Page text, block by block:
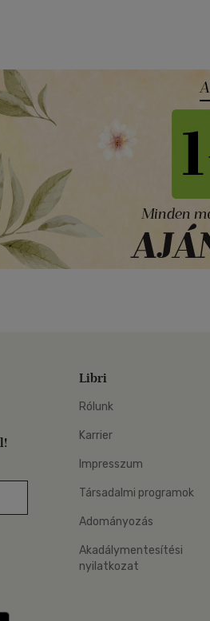
Libri
Rólunk
Karrier
Impresszum
Társadalmi programok
Adományozás
Akadálymentesítési
nyilatkozat